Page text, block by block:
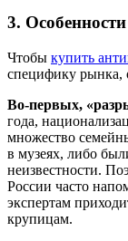
3.
Чтобы купить
специфику рынка,
Во-первых,
года,
множество
в музеях, либо
неизвестности.
России часто
экспертам
крупицам.